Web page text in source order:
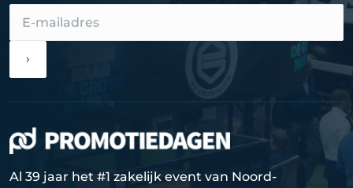
›
Al 39 jaar het #1 zakelijk event van Noord-